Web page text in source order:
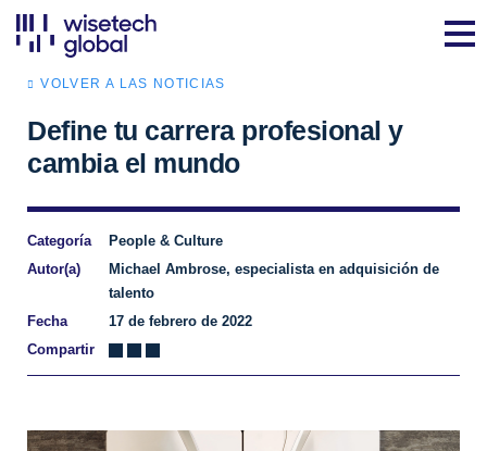
VOLVER A LAS NOTICIAS
Define tu carrera profesional y
cambia el mundo
Categoría
People & Culture
Autor(a)
Michael Ambrose, especialista en adquisición de
talento
Fecha
17 de febrero de 2022
Compartir